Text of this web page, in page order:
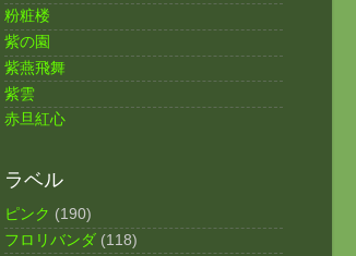
粉粧楼
紫の園
紫燕飛舞
紫雲
赤旦紅心
ラベル
ピンク (190)
フロリバンダ (118)